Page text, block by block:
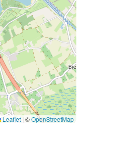
Leaflet | ©OpenStreetMap